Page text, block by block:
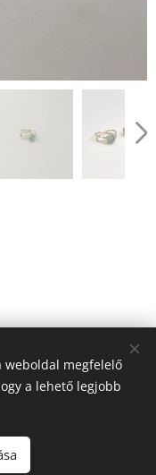
weboldal megfelelő
a lehető legjobb